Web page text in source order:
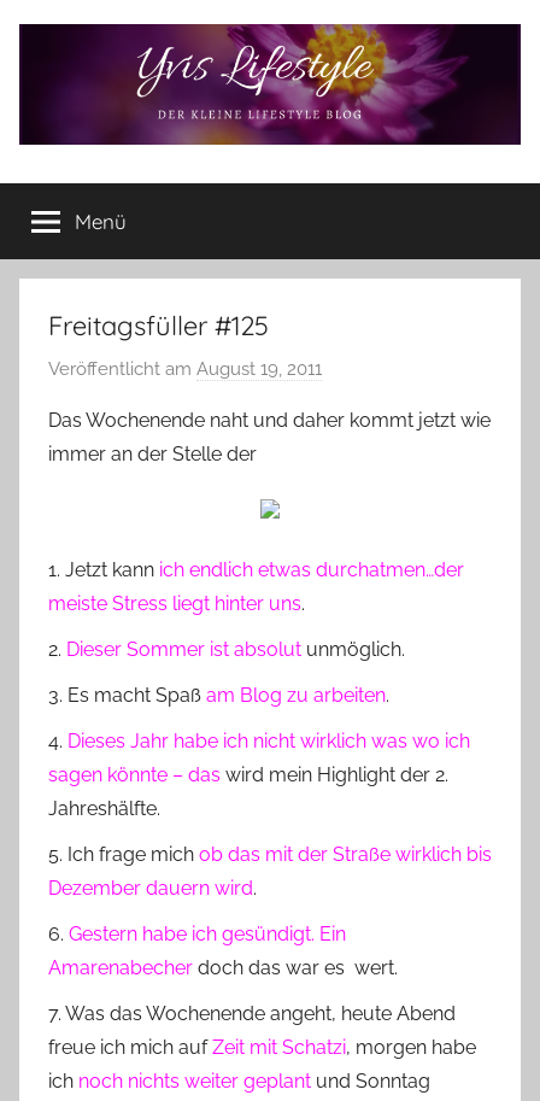
Yvis
Lifestyle
Lifestyle
Blog
–
Lifestyle,
Rezensionen,
Produkttests
vieles
mehr
Menü
Freitagsfüller #125
Veröffentlicht am August 19, 2011
n
n
Das Wochenende naht und daher kommt jetzt wie
immer an der Stelle der
1. Jetzt kann ich endlich etwas durchatmen…der
meiste Stress liegt hinter uns.
2. Dieser Sommer ist absolut unmöglich.
3. Es macht Spaß am Blog zu arbeiten.
4. Dieses Jahr habe ich nicht wirklich was wo ich
sagen könnte – das wird mein Highlight der 2.
Jahreshälfte.
5. Ich frage mich ob das mit der Straße wirklich bis
Dezember dauern wird.
6. Gestern habe ich gesündigt. Ein
Amarenabecher doch das war es wert.
7. Was das Wochenende angeht, heute Abend
freue ich mich aufZeit mit Schatzi, morgen habe
ich noch nichts weiter geplant und Sonntag